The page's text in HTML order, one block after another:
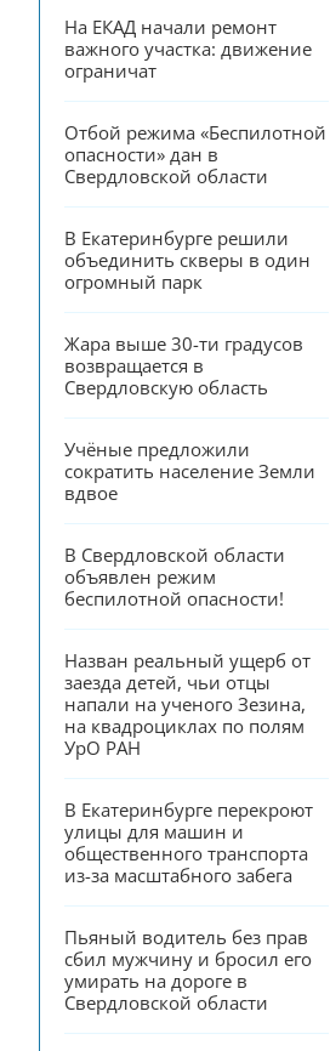
На ЕКАД начали ремонт
важного участка: движение
ограничат
Отбой режима «Беспилотной
опасности» дан в
Свердловской области
В Екатеринбурге решили
объединить скверы в один
огромный парк
Жара выше 30-ти градусов
возвращается в
Свердловскую область
Учёные предложили
сократить население Земли
вдвое
В Свердловской области
объявлен режим
беспилотной опасности!
Назван реальный ущерб от
заезда детей, чьи отцы
напали на ученого Зезина,
на квадроциклах по полям
УрО РАН
В Екатеринбурге перекроют
улицы для машин и
общественного транспорта
из-за масштабного забега
Пьяный водитель без прав
сбил мужчину и бросил его
умирать на дороге в
Свердловской области